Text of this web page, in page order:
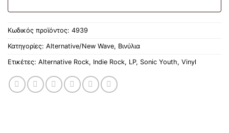
Κωδικός προϊόντος: 4939
Κατηγορίες: Alternative/New Wave, Βινύλια
Ετικέτες: Alternative Rock, Indie Rock, LP, Sonic Youth, Vinyl